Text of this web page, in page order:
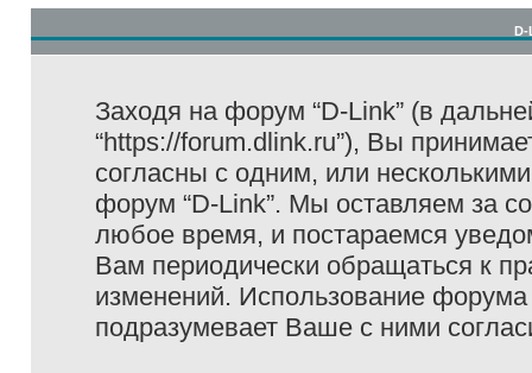
D-
Заходя на форум “D-Link” (в
“https://forum.dlink.ru”), Вы
согласны с одним, или
форум “D-Link”. Мы оставляем за
любое время, и постараемся
Вам периодически обращаться к
изменений. Использование
подразумевает Ваше с ними